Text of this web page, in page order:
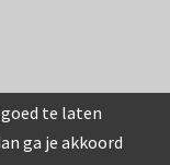
te laten
ga je akkoord